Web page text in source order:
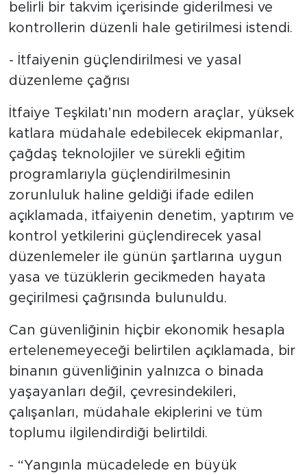
belirli bir takvim içerisinde giderilmesi ve
kontrollerin düzenli hale getirilmesi istendi.
- İtfaiyenin güçlendirilmesi ve yasal
düzenleme çağrısı
İtfaiye Teşkilatı’nın modern araçlar, yüksek
katlara müdahale edebilecek ekipmanlar,
çağdaş teknolojiler ve sürekli eğitim
programlarıyla güçlendirilmesinin
zorunluluk haline geldiği ifade edilen
açıklamada, itfaiyenin denetim, yaptırım ve
kontrol yetkilerini güçlendirecek yasal
düzenlemeler ile günün şartlarına uygun
yasa ve tüzüklerin gecikmeden hayata
geçirilmesi çağrısında bulunuldu.
Can güvenliğinin hiçbir ekonomik hesapla
ertelenemeyeceği belirtilen açıklamada, bir
binanın güvenliğinin yalnızca o binada
yaşayanları değil, çevresindekileri,
çalışanları, müdahale ekiplerini ve tüm
toplumu ilgilendirdiği belirtildi.
- “Yangınla mücadelede en büyük